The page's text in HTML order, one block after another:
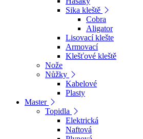
Sika kleště
Cobra
Aligator
Lisovací klešte
Armovací
Klešťové kleště
Nože
Nůžky
Kabelové
Plasty
Master
Topidla
Elektrická
Naftová